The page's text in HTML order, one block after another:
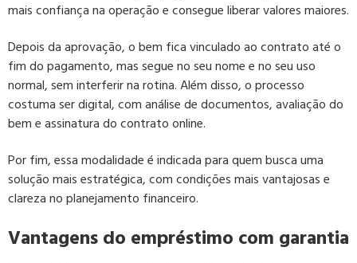
mais confiança na operação e consegue liberar valores maiores.
Depois da aprovação, o bem fica vinculado ao contrato até o
fim do pagamento, mas segue no seu nome e no seu uso
normal, sem interferir na rotina. Além disso, o processo
costuma ser digital, com análise de documentos, avaliação do
bem e assinatura do contrato online.
Por fim, essa modalidade é indicada para quem busca uma
solução mais estratégica, com condições mais vantajosas e
clareza no planejamento financeiro.
Vantagens do empréstimo com garantia